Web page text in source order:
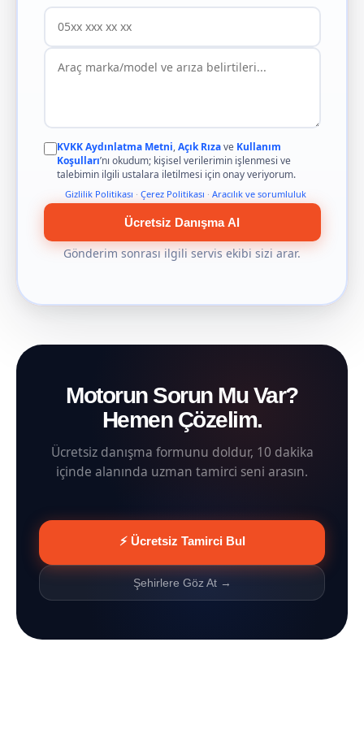
KVKK Aydınlatma Metni,Açık Rızave Kullanım
Koşulları’nı okudum; kişisel verilerimin işlenmesi ve
talebimin ilgili ustalara iletilmesi için onay veriyorum.
Gizlilik Politikası · Çerez Politikası · Aracılık ve sorumluluk
Ücretsiz Danışma Al
Gönderim sonrası ilgili servis ekibi sizi arar.
Motorun Sorun Mu Var?
Hemen Çözelim.
Ücretsiz danışma formunu doldur, 10 dakika
içinde alanında uzman tamirci seni arasın.
⚡ Ücretsiz Tamirci Bul
Şehirlere Göz At →